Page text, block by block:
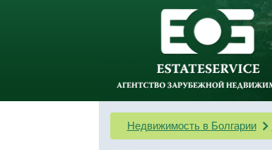
Недвижимость в Болгарии